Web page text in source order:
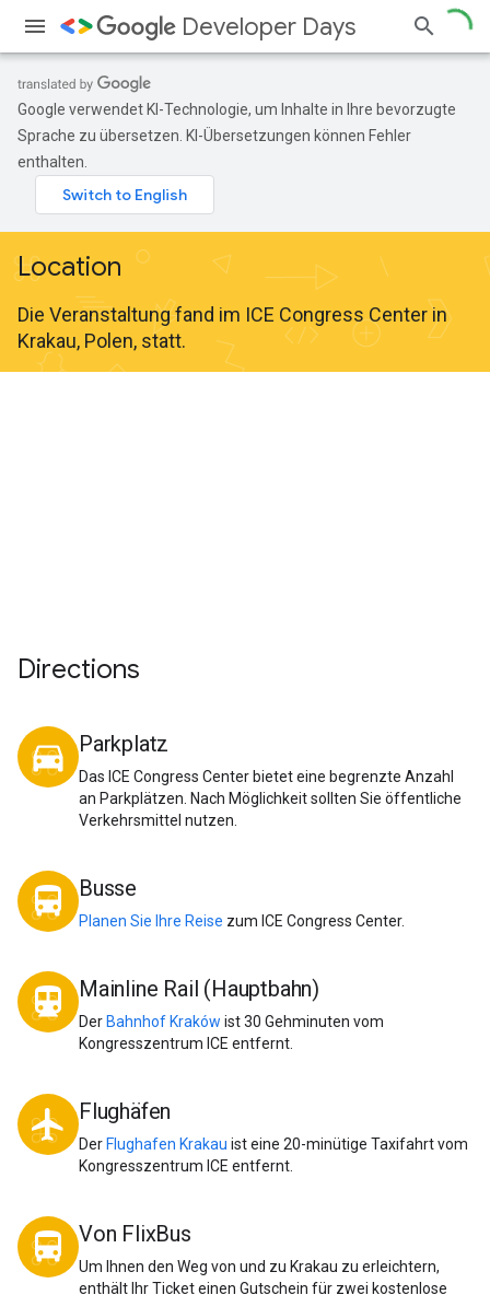
Developer Days
Google verwendet KI-Technologie, um Inhalte in Ihre bevorzugte
Sprache zu übersetzen. KI-Übersetzungen können Fehler
enthalten.
Location
Die Veranstaltung fand im ICE Congress Center in
Krakau, Polen, statt.
Directions
directions_car Parkplatz
Das ICE Congress Center bietet eine begrenzte Anzahl
an Parkplätzen. Nach Möglichkeit sollten Sie öffentliche
Verkehrsmittel nutzen.
directions_bus Busse
Planen Sie Ihre Reise zum ICE Congress Center.
directions_transit Mainline Rail (Hauptbahn)
Der Bahnhof Kraków ist 30 Gehminuten vom
Kongresszentrum ICE entfernt.
local_airport Flughäfen
Der Flughafen Krakau ist eine 20-minütige Taxifahrt vom
Kongresszentrum ICE entfernt.
directions_bus Von FlixBus
Um Ihnen den Weg von und zu Krakau zu erleichtern,
enthält Ihr Ticket einen Gutschein für zwei kostenlose